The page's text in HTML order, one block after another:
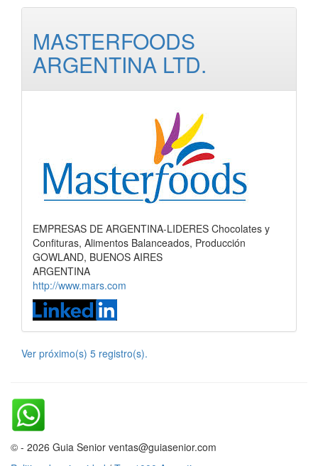
MASTERFOODS
ARGENTINA LTD.
EMPRESAS DE ARGENTINA-LIDERES Chocolates y
Confituras, Alimentos Balanceados, Producción
GOWLAND, BUENOS AIRES
ARGENTINA
http://www.mars.com
Ver próximo(s) 5 registro(s).
© - 2026 Guia Senior ventas@guiasenior.com